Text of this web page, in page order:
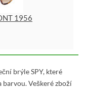
1956
brýle SPY, které
Veškeré zboží